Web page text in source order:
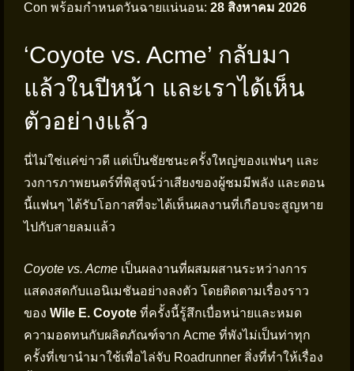
Con พร้อมกำหนดวันฉายแน่นอน: 28 สิงหาคม 2026
‘Coyote vs. Acme’ กลับมา
แล้วในปีหน้า และเราได้เห็น
ตัวอย่างแล้ว
นี่ไม่ใช่แค่ข่าวดี แต่เป็นชัยชนะครั้งใหญ่ของแฟนๆ และ
วงการภาพยนตร์ที่พิสูจน์ว่าเสียงของผู้ชมมีพลัง และตอน
นี้แฟนๆ ได้รับโอกาสที่จะได้เห็นผลงานที่เกือบจะสูญหาย
ไปกับสายลมแล้ว
Coyote vs. Acme เป็นผลงานที่ผสมผสานระหว่างการ
แสดงสดกับแอนิเมชันอย่างลงตัว โดยติดตามเรื่องราว
ของ Wile E. Coyote ที่ครั้งนี้รู้สึกเบื่อหน่ายและหมด
ความอดทนกับผลิตภัณฑ์จาก Acme ที่พังไม่เป็นท่าทุก
ครั้งที่เขานำมาใช้เพื่อไล่จับ Roadrunner สิ่งที่ทำให้เรื่อง